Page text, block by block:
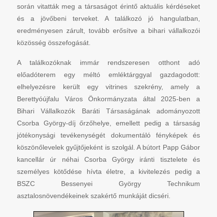
során vitatták meg a társaságot érintő aktuális kérdéseket
és a jövőbeni terveket. A találkozó jó hangulatban,
eredményesen zárult, tovább erősítve a bihari vállalkozói
közösség összefogását.
A találkozóknak immár rendszeresen otthont adó
előadóterem egy méltó emléktárggyal gazdagodott:
elhelyezésre került egy vitrines szekrény, amely a
Berettyóújfalu Város Önkormányzata által 2025-ben a
Bihari Vállalkozók Baráti Társaságának adományozott
Csorba György-díj őrzőhelye, emellett pedig a társaság
jótékonysági tevékenységét dokumentáló fényképek és
köszönőlevelek gyűjtőjeként is szolgál. A bútort Papp Gábor
kancellár úr néhai Csorba György iránti tisztelete és
személyes kötődése hívta életre, a kivitelezés pedig a
BSZC Bessenyei György Technikum
asztalosnövendékeinek szakértő munkáját dicséri.